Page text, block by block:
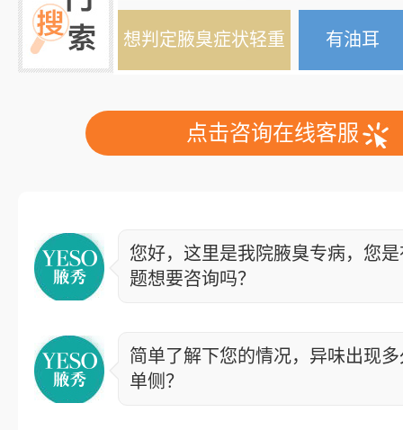
想判定腋臭症状轻重 有油耳
点击咨询在线客服
您好，这里是我院腋臭专病，您
题想要咨询吗？
简单了解下您的情况，异味出现
单侧？